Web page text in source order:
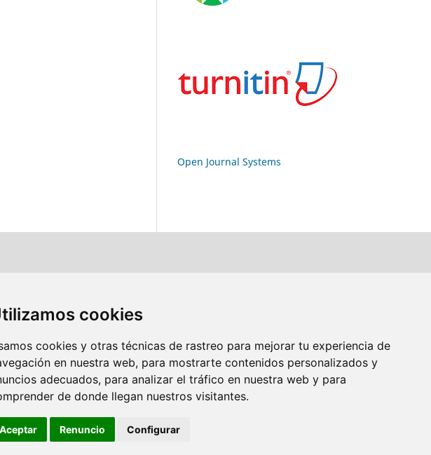
cookies
cookies y otras técnicas de rastreo para mejorar tu experiencia de
en nuestra web, para mostrarte contenidos personalizados y
adecuados, para analizar el tráfico en nuestra web y para
de donde llegan nuestros visitantes.
Aceptar Renuncio Configurar
Open Journal Systems